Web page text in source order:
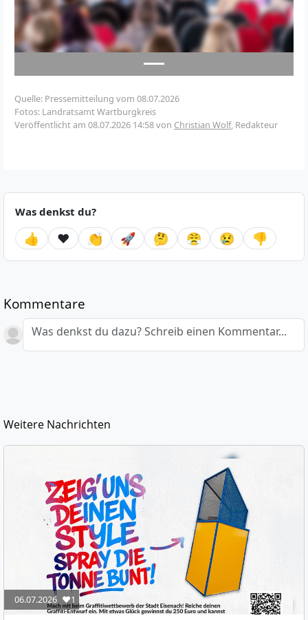
Quelle: Pressemitteilung vom 08.07.2026
Fotos: Landratsamt Wartburgkreis
Veröffentlicht am 08.07.2026 14:58von Christian Wolf, Redakteur
Was denkst du?
👍 ❤️ 👏 🚀 🤔 😤 😢 👎
Kommentare
Was denkst du dazu? Schreib einen Kommentar...
Weitere Nachrichten
06.07.2026 ❤️1